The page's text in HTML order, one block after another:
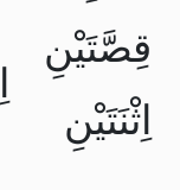
قِصَّتَيْنِ
اِثْنَتَيْنِ